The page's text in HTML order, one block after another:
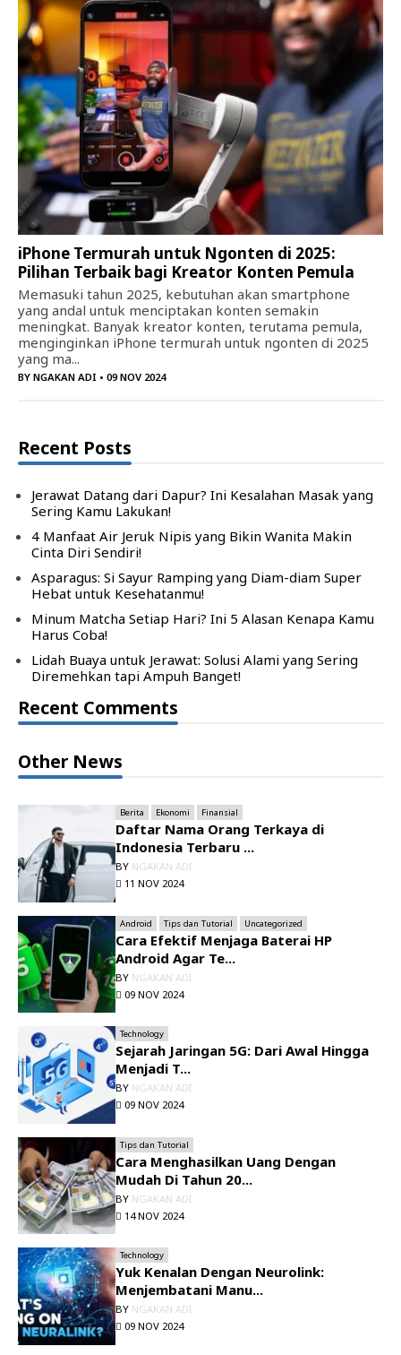
iPhone Termurah untuk Ngonten di 2025:
Pilihan Terbaik bagi Kreator Konten Pemula
Memasuki tahun 2025, kebutuhan akan smartphone
yang andal untuk menciptakan konten semakin
meningkat. Banyak kreator konten, terutama pemula,
menginginkan iPhone termurah untuk ngonten di 2025
yang ma...
BY NGAKAN ADI • 09 NOV 2024
Recent Posts
Jerawat Datang dari Dapur? Ini Kesalahan Masak yang
Sering Kamu Lakukan!
4 Manfaat Air Jeruk Nipis yang Bikin Wanita Makin
Cinta Diri Sendiri!
Asparagus: Si Sayur Ramping yang Diam-diam Super
Hebat untuk Kesehatanmu!
Minum Matcha Setiap Hari? Ini 5 Alasan Kenapa Kamu
Harus Coba!
Lidah Buaya untuk Jerawat: Solusi Alami yang Sering
Diremehkan tapi Ampuh Banget!
Recent Comments
Other News
Berita Ekonomi Finansial
Daftar Nama Orang Terkaya di
Indonesia Terbaru ...
BY NGAKAN ADI
11 NOV 2024
Android Tips dan Tutorial Uncategorized
Cara Efektif Menjaga Baterai HP
Android Agar Te...
BY NGAKAN ADI
09 NOV 2024
Technology
Sejarah Jaringan 5G: Dari Awal Hingga
Menjadi T...
BY NGAKAN ADI
09 NOV 2024
Tips dan Tutorial
Cara Menghasilkan Uang Dengan
Mudah Di Tahun 20...
BY NGAKAN ADI
14 NOV 2024
Technology
Yuk Kenalan Dengan Neurolink:
Menjembatani Manu...
BY NGAKAN ADI
09 NOV 2024